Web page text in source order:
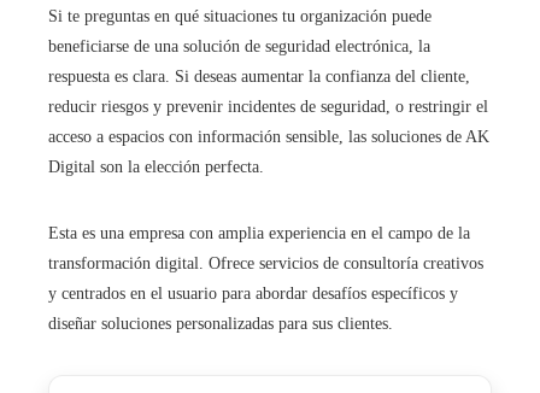
Si te preguntas en qué situaciones tu organización puede
beneficiarse de una solución de seguridad electrónica, la
respuesta es clara. Si deseas aumentar la confianza del cliente,
reducir riesgos y prevenir incidentes de seguridad, o restringir el
acceso a espacios con información sensible, las soluciones de AK
Digital son la elección perfecta.
Esta es una empresa con amplia experiencia en el campo de la
transformación digital. Ofrece servicios de consultoría creativos
y centrados en el usuario para abordar desafíos específicos y
diseñar soluciones personalizadas para sus clientes.